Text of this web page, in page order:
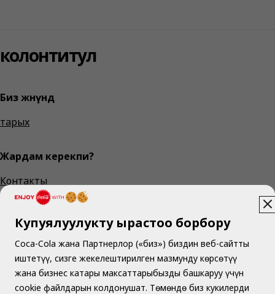
колонтитул
Биз жөнүндө
тарых
Жардам керекпи?
Контакты
Кызмат көрсөтүү шарттары
Купуялык саясаты
Купуялуулукту ырастоо борбору
Coca-Cola жана Партнерлор («биз») биздин веб-сайтты
иштетүү, сизге жекелештирилген мазмунду көрсөтүү
жана бизнес катары максаттарыбызды башкаруу үчүн
cookie файлдарын колдонушат. Төмөндө биз кукилерди